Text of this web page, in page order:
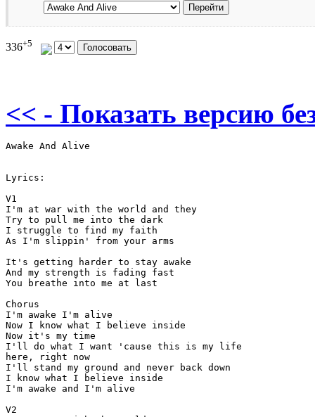
336+5
<< - Показать версию
Awake And Alive
Lyrics:
V1
I'm at war with the world and they
Try to pull me into the dark
I struggle to find my faith
As I'm slippin' from your arms
It's getting harder to stay awake
And my strength is fading fast
You breathe into me at last
Chorus
I'm awake I'm alive
Now I know what I believe inside
Now it's my time
I'll do what I want 'cause this is my life
here, right now
I'll stand my ground and never back down
I know what I believe inside
I'm awake and I'm alive
V2